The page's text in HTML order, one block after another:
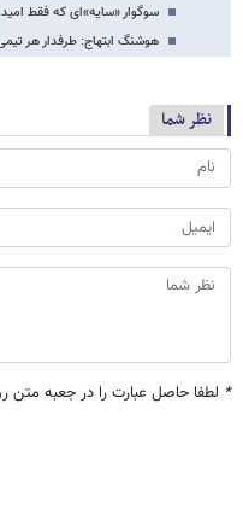
سوگوار «سایه»ای که فقط
هوشنگ ابتهاج: طرفدار هر
نظر شما
* لطفا حاصل عبارت را در جعبه متن